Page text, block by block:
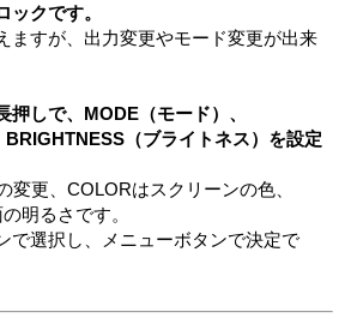
ックです。
ますが、出力変更やモード変更が出来
押しで、MODE（モード）、
（ブライトネス）を設定
変更、COLORはスクリーンの色、
明るさです。
で選択し、メニューボタンで決定で